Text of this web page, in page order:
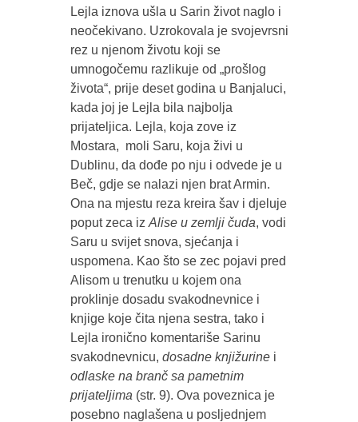
Lejla iznova ušla u Sarin život naglo i
neočekivano. Uzrokovala je svojevrsni
rez u njenom životu koji se
umnogočemu razlikuje od „prošlog
života“, prije deset godina u Banjaluci,
kada joj je Lejla bila najbolja
prijateljica. Lejla, koja zove iz
Mostara, moli Saru, koja živi u
Dublinu, da dođe po nju i odvede je u
Beč, gdje se nalazi njen brat Armin.
Ona na mjestu reza kreira šav i djeluje
poput zeca iz Alise u zemlji čuda, vodi
Saru u svijet snova, sjećanja i
uspomena. Kao što se zec pojavi pred
Alisom u trenutku u kojem ona
proklinje dosadu svakodnevnice i
knjige koje čita njena sestra, tako i
Lejla ironično komentariše Sarinu
svakodnevnicu, dosadne knjižurine i
odlaske na branč sa pametnim
prijateljima (str. 9). Ova poveznica je
posebno naglašena u posljednjem